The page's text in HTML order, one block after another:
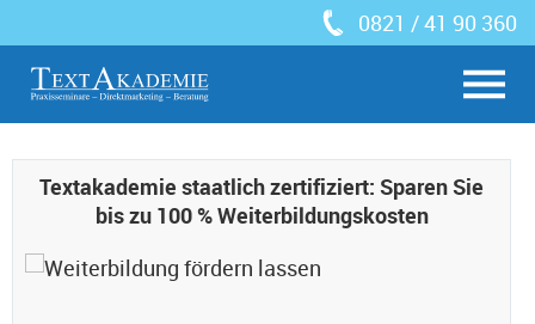
0821 / 41 90 360
Textakademie staatlich zertifiziert: Sparen Sie
bis zu 100 % Weiterbildungskosten